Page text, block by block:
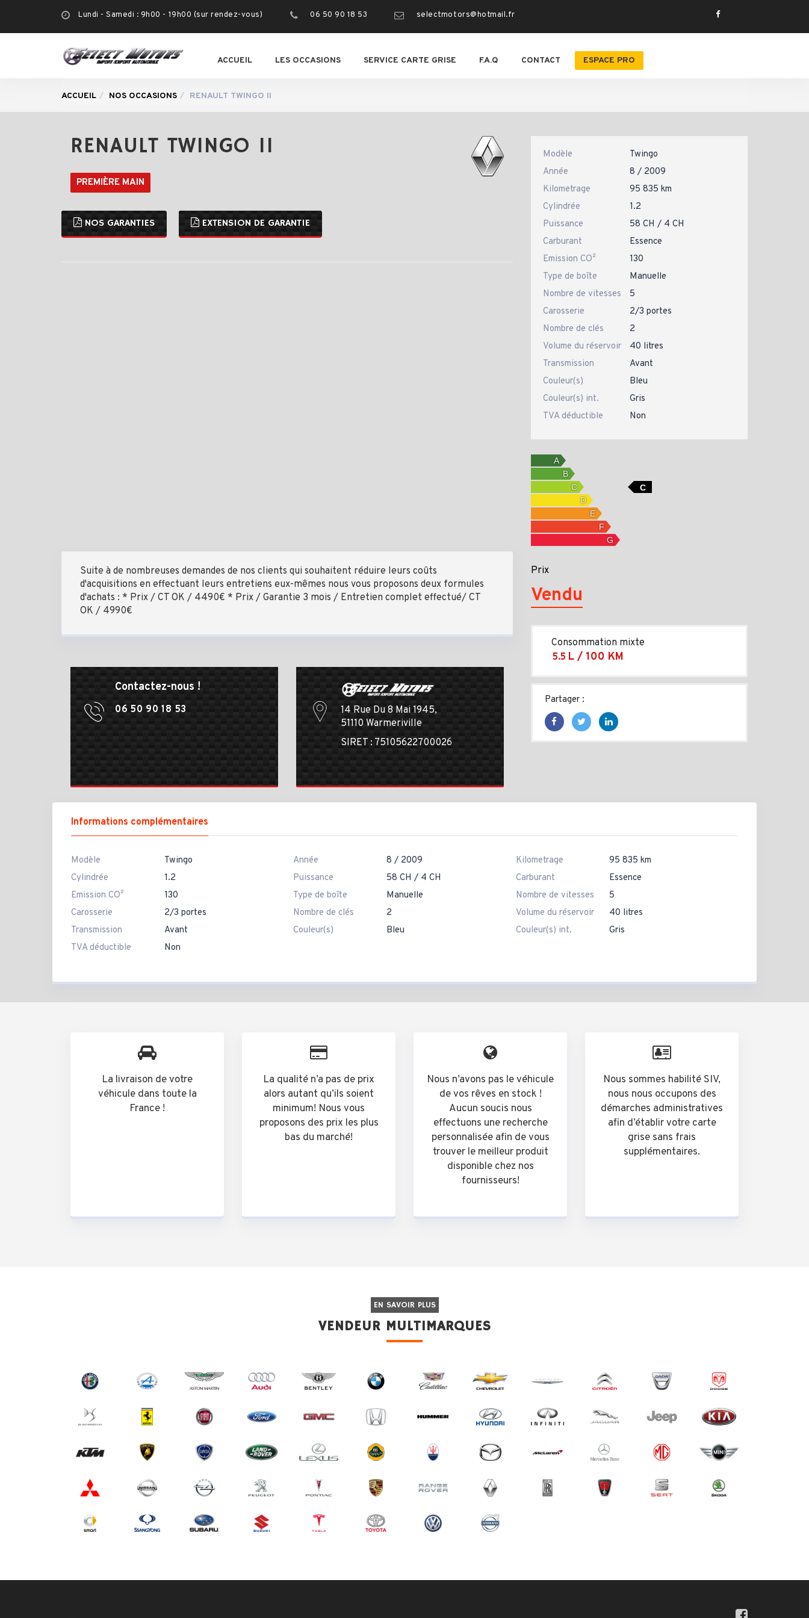
Lundi - Samedi : 9h00 - 19h00 (sur rendez-vous) 06 50 90 18 53 selectmotors@hotmail.fr
ACCUEIL LES OCCASIONS SERVICE CARTE GRISE F.A.Q CONTACT ESPACE PRO
ACCUEIL NOS OCCASIONS RENAULT TWINGO II
RENAULT TWINGO II
PREMIÈRE MAIN
NOS GARANTIES EXTENSION DE GARANTIE
Suite à de nombreuses demandes de nos clients qui souhaitent réduire leurs coûts
d'acquisitions en effectuant leurs entretiens eux-mêmes nous vous proposons deux formules
d'achats : * Prix / CT OK / 4490€ * Prix / Garantie 3 mois / Entretien complet effectué/ CT
OK / 4990€
Contactez-nous !
06 50 90 18 53
14 Rue Du 8 Mai 1945,
51110 Warmeriville
SIRET : 75105622700026
Modèle
Twingo
Année
8 / 2009
Kilometrage
95 835 km
Cylindrée
1.2
Puissance
58 CH / 4 CH
Carburant
Essence
Emission CO²
130
Type de boîte
Manuelle
Nombre de vitesses
5
Carosserie
2/3 portes
Nombre de clés
2
Volume du réservoir
40 litres
Transmission
Avant
Couleur(s)
Bleu
Couleur(s) int.
Gris
TVA déductible
Non
C
Prix
Vendu
Consommation mixte
5.5 L / 100 KM
Partager :
Informations complémentaires
Modèle Twingo Année 8 / 2009 Kilometrage
95 835 km
Cylindrée
1.2 Puissance 58 CH / 4 CH Carburant
Essence
Emission CO²
130 Type de boîte Manuelle Nombre de vitesses
5
Carosserie
2/3 portes Nombre de clés 2 Volume du réservoir
40 litres
Transmission
Avant Couleur(s) Bleu Couleur(s) int.
Gris
TVA déductible
Non
La livraison de votre
véhicule dans toute la
France !
La qualité n’a pas de prix
alors autant qu’ils soient
minimum! Nous vous
proposons des prix les plus
bas du marché!
Nous n’avons pas le véhicule
de vos rêves en stock !
Aucun soucis nous
effectuons une recherche
personnalisée afin de vous
trouver le meilleur produit
disponible chez nos
fournisseurs!
Nous sommes habilité SIV,
nous nous occupons des
démarches administratives
afin d’établir votre carte
grise sans frais
supplémentaires.
EN SAVOIR PLUS
VENDEUR MULTIMARQUES